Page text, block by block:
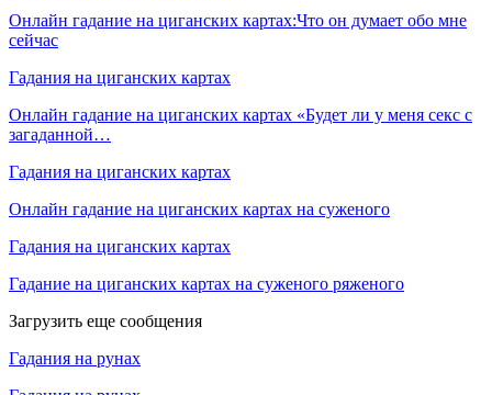
Онлайн гадание на циганских картах:Что он думает обо мне
сейчас
Гадания на циганских картах
Онлайн гадание на циганских картах «Будет ли у меня секс с
загаданной…
Гадания на циганских картах
Онлайн гадание на циганских картах на суженого
Гадания на циганских картах
Гадание на циганских картах на суженого ряженого
Загрузить еще сообщения
Гадания на рунах